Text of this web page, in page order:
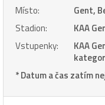
Místo:
Gent,
Stadion:
KAA
Vstupenky:
KAA
* Datum a čas zatím